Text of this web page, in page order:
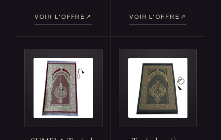
VOIR L'OFFRE VOIR L'OFFRE